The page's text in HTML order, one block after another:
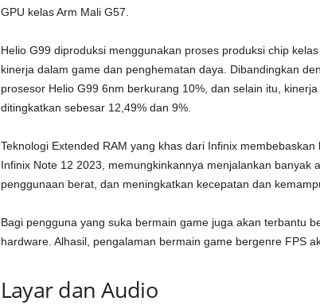
GPU kelas Arm Mali G57.
Helio G99 diproduksi menggunakan proses produksi chip
kinerja dalam game dan penghematan daya. Dibandingkan
prosesor Helio G99 6nm berkurang 10%, dan selain itu,
ditingkatkan sebesar 12,49% dan 9%.
Teknologi Extended RAM yang khas dari Infinix
Infinix Note 12 2023, memungkinkannya menjalankan banyak
penggunaan berat, dan meningkatkan kecepatan dan
Bagi pengguna yang suka bermain game juga akan terbantu
hardware. Alhasil, pengalaman bermain game bergenre FPS
Layar dan Audio